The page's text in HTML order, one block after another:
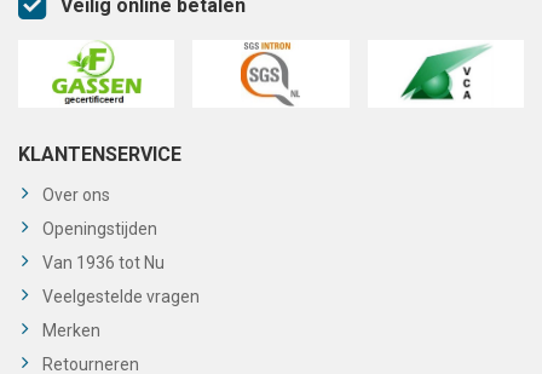
Veilig online betalen
KLANTENSERVICE
Over ons
Openingstijden
Van 1936 tot Nu
Veelgestelde vragen
Merken
Retourneren